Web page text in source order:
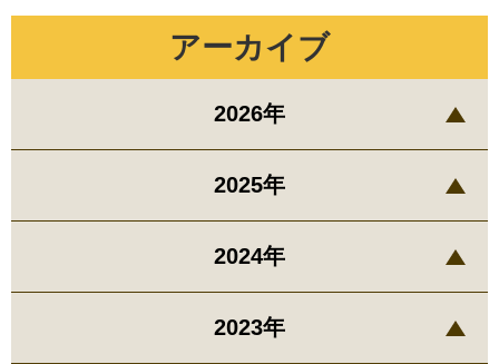
アーカイブ
2026年
2025年
2024年
2023年